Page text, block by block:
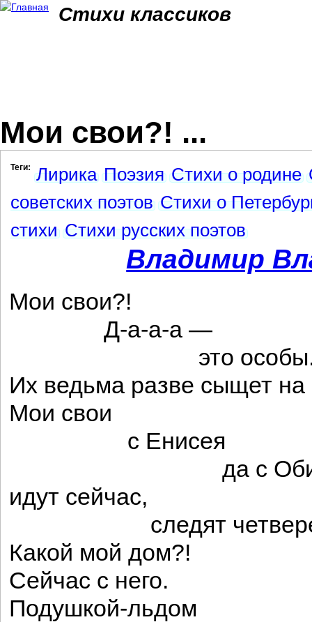
Стихи классиков
Мои свои?! ...
Теги: Лирика Поэзия Стихи о родине
советских поэтов Стихи о
стихи Стихи русских поэтов
Владимир
Мои свои?!
Д-а-а-а —
это
Их ведьма разве сыщет на
Мои свои
с Енисея
да с
идут сейчас,
следят
Какой мой дом?!
Сейчас с него.
Подушкой-льдом